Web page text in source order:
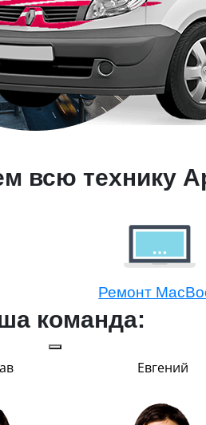
всю технику
Ремонт
команда:
Евгений